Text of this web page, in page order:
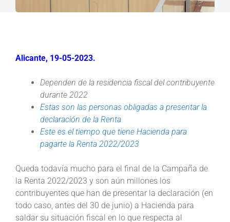
Alicante, 19-05-2023.
Dependen de la residencia fiscal del contribuyente
durante 2022
Estas son las personas obligadas a presentar la
declaración de la Renta
Este es el tiempo que tiene Hacienda para
pagarte la Renta 2022/2023
Queda todavía mucho para el final de la Campaña de
la Renta 2022/2023 y son aún millones los
contribuyentes que han de presentar la declaración (en
todo caso, antes del 30 de junio) a Hacienda para
saldar su situación fiscal en lo que respecta al